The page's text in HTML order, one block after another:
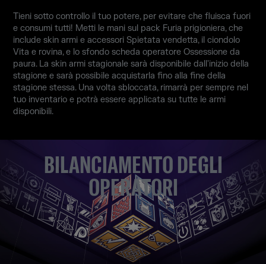
Tieni sotto controllo il tuo potere, per evitare che fluisca fuori
e consumi tutti! Metti le mani sul pack Furia prigioniera, che
include skin armi e accessori Spietata vendetta, il ciondolo
Vita e rovina, e lo sfondo scheda operatore Ossessione da
paura. La skin armi stagionale sarà disponibile dall'inizio della
stagione e sarà possibile acquistarla fino alla fine della
stagione stessa. Una volta sbloccata, rimarrà per sempre nel
tuo inventario e potrà essere applicata su tutte le armi
disponibili.
BILANCIAMENTO DEGLI
OPERATORI